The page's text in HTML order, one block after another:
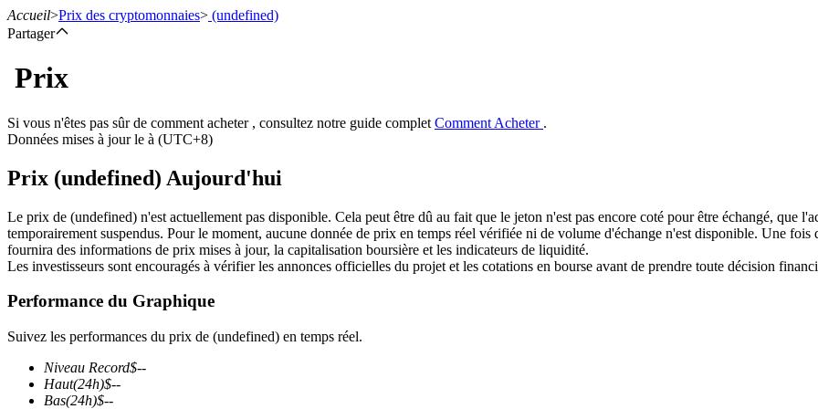
Contrats à terme
Futures USDT
Futures utilisant l'USDT comme garantie
Accueil>Prix des cryptomonnaies> (undefined)
Partager
Prix
Si vous n'êtes pas sûr de comment acheter , consultez notre guide complet Comment Acheter .
Données mises à jour le à (UTC+8)
Prix (undefined) Aujourd'hui
Le prix de (undefined) n'est actuellement pas disponible. Cela peut être dû au fait que le jeton n'est pas encore coté pour être échangé, que
temporairement suspendus. Pour le moment, aucune donnée de prix en temps réel vérifiée ni de volume d'échange n'est disponible. Une fois
fournira des informations de prix mises à jour, la capitalisation boursière et les indicateurs de liquidité.
Les investisseurs sont encouragés à vérifier les annonces officielles du projet et les cotations en bourse avant de prendre toute décision
Performance du Graphique
Suivez les performances du prix de (undefined) en temps réel.
Niveau Record$--
Haut(24h)$--
Bas(24h)$--